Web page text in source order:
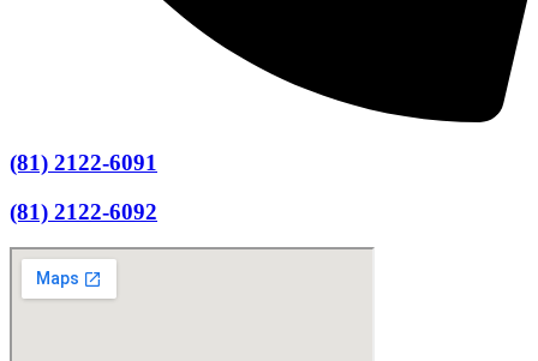
(81) 2122-6091
(81) 2122-6092